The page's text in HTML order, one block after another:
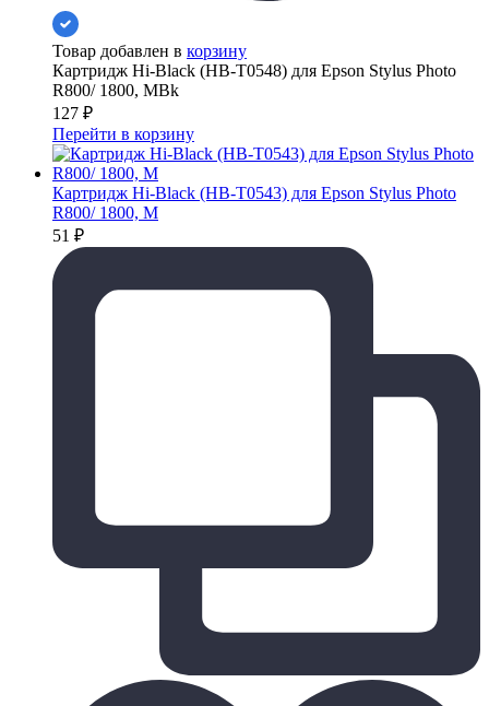
Товар добавлен в корзину
Картридж Hi-Black (HB-T0548) для Epson Stylus Photo
R800/ 1800, MBk
127 ₽
Перейти в корзину
Картридж Hi-Black (HB-T0543) для Epson Stylus Photo
R800/ 1800, M
51 ₽